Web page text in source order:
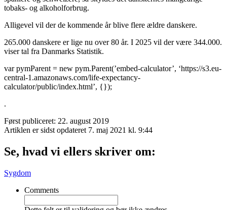
tobaks- og alkoholforbrug.
Alligevel vil der de kommende år blive flere ældre danskere.
265.000 danskere er lige nu over 80 år. I 2025 vil der være 344.000.
viser tal fra Danmarks Statistik.
var pymParent = new pym.Parent(’embed-calculator’, ‘https://s3.eu-
central-1.amazonaws.com/life-expectancy-
calculator/public/index.html’, {});
.
Først publiceret: 22. august 2019
Artiklen er sidst opdateret 7. maj 2021 kl. 9:44
Se, hvad vi ellers skriver om:
Sygdom
Comments